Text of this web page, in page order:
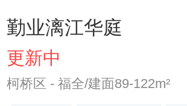
勤业漓江华庭
更新中
柯桥区 - 福全/建面89-122m²